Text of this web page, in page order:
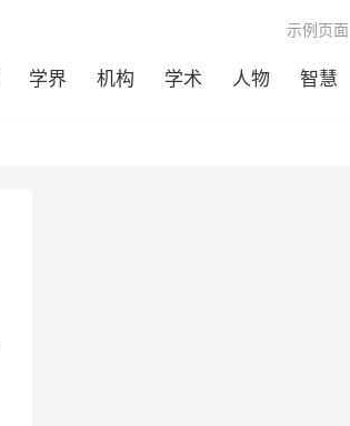
学界 机构 学术 人物 智慧
示例页面